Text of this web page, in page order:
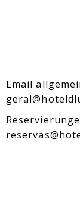
Email